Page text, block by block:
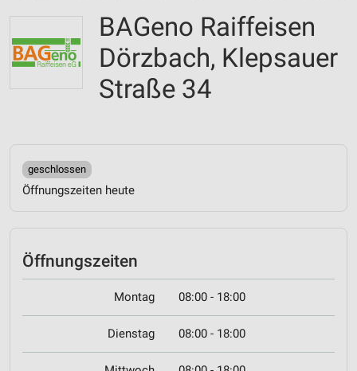
BAGeno Raiffeisen
Dörzbach, Klepsauer
Straße 34
geschlossen
Öffnungszeiten heute
Öffnungszeiten
Montag 08:00 - 18:00
Dienstag 08:00 - 18:00